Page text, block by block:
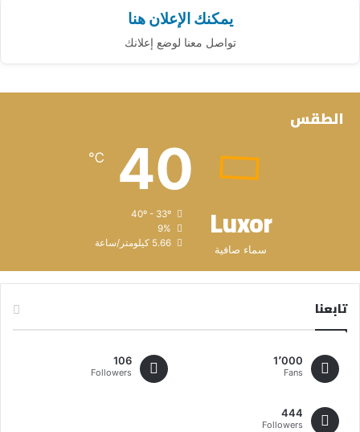
يمكنك الإعلان هنا
تواصل معنا لوضع إعلانك
الطقس
Luxor
سماء صافية
40
℃
40º - 33º
9%
5.66 كيلومتر/ساعة
تابعنا
1٬000
Fans
106
Followers
444
Followers